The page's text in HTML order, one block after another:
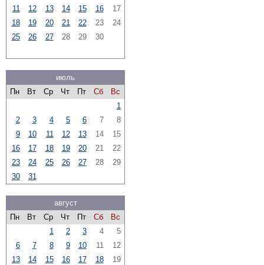
11
12 13 14 15 16
17
18
19 20 21 22 23
24
25
26 27 28 29 30
июль
Пн
Вт Ср Чт Пт Сб
Вс
1
2
3 4 5 6 7
8
9
10 11 12 13 14
15
16
17 18 19 20 21
22
23
24 25 26 27 28
29
30
31
август
Пн
Вт Ср Чт Пт Сб
Вс
1
2 3 4
5
6
7 8 9 10 11
12
13
14 15 16 17 18
19